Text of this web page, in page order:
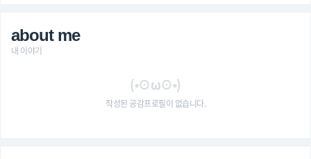
about me
내 이야기
(•⊙ω⊙•)
작성된 공감프로필이 없습니다.